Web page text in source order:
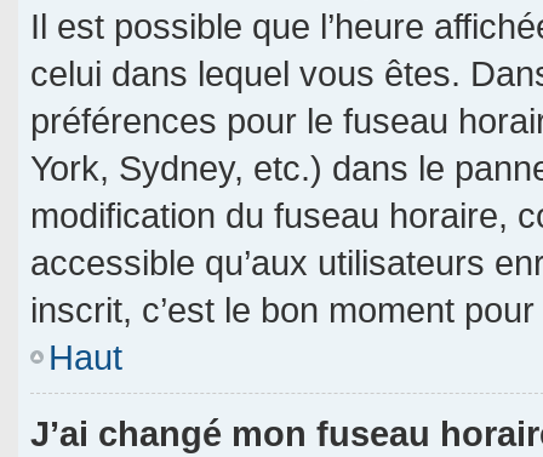
Il est possible que l’heure
celui dans lequel vous êtes.
préférences pour le fuseau
York, Sydney, etc.) dans le
modification du fuseau horaire,
accessible qu’aux utilisateurs
inscrit, c’est le bon moment
Haut
J’ai changé mon fuseau